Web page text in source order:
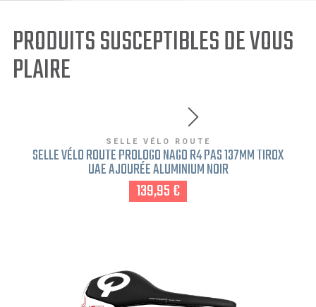
PRODUITS SUSCEPTIBLES DE VOUS
PLAIRE
SELLE VÉLO ROUTE
SELLE VÉLO ROUTE PROLOGO NAGO R4 PAS 137MM TIROX
UAE AJOURÉE ALUMINIUM NOIR
139,95 €